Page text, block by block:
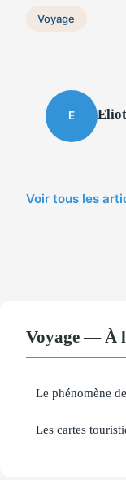
Voyage
E
Voir tous les
Voyage — À
Le phénomène
Les cartes